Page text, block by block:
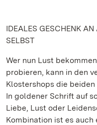
IDEALES GESCHENK AN
SELBST
Wer nun Lust
probieren, kann in den
Klostershops die
In goldener Schrift auf
Liebe, Lust oder
Kombination ist es